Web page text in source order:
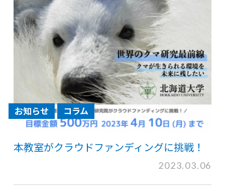
お知らせ コラム
本教室がクラウドファンディングに挑戦！
2023.03.06